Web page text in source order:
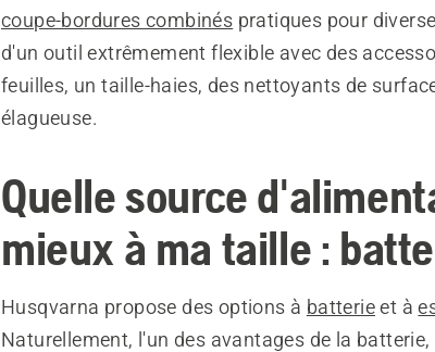
coupe-bordures combinés pratiques pour
d'un outil extrêmement flexible avec des
feuilles, un taille-haies, des nettoyants de
élagueuse.
Quelle source
mieux à ma taille :
Husqvarna propose des options à batterieet à
Naturellement, l'un des avantages de la